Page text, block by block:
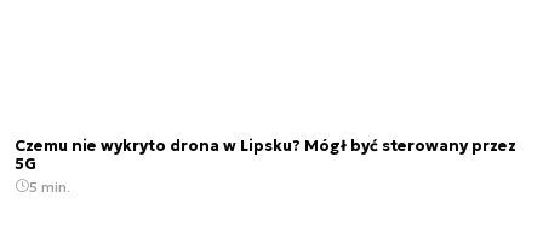
Czemu nie wykryto drona w Lipsku? Mógł być sterowany przez
5G
5 min.